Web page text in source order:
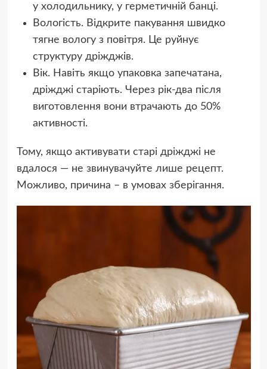
у холодильнику, у герметичній банці.
Вологість. Відкрите пакування швидко
тягне вологу з повітря. Це руйнує
структуру дріжджів.
Вік. Навіть якщо упаковка запечатана,
дріжджі старіють. Через рік-два після
виготовлення вони втрачають до 50%
активності.
Тому, якщо активувати старі дріжджі не
вдалося — не звинувачуйте лише рецепт.
Можливо, причина – в умовах зберігання.